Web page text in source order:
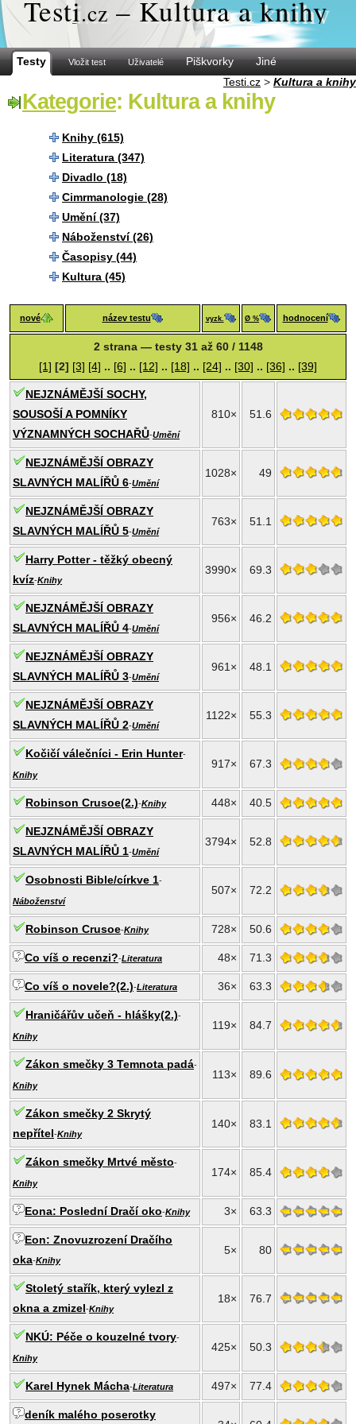
Testi.cz – Kultura a knihy
Testy Vložit test Uživatelé Piškvorky
Jiné
Testi.cz > Kultura a knihy
Kategorie: Kultura a knihy
Knihy (615)
Literatura (347)
Divadlo (18)
Cimrmanologie (28)
Umění (37)
Náboženství (26)
Časopisy (44)
Kultura (45)
nové název testu vyzk. Ø % hodnocení
2 strana — testy 31 až 60 / 1148
[1] [2] [3] [4] .. [6] .. [12] .. [18] .. [24] .. [30] .. [36] .. [39]
NEJZNÁMĚJŠÍ SOCHY,
SOUSOŠÍ A POMNÍKY
VÝZNAMNÝCH SOCHAŘŮ-Umění
810× 51.6
NEJZNÁMĚJŠÍ OBRAZY
SLAVNÝCH MALÍŘŮ 6-Umění
1028× 49
NEJZNÁMĚJŠÍ OBRAZY
SLAVNÝCH MALÍŘŮ 5-Umění
763× 51.1
Harry Potter - těžký obecný
kvíz-Knihy
3990× 69.3
NEJZNÁMĚJŠÍ OBRAZY
SLAVNÝCH MALÍŘŮ 4-Umění
956× 46.2
NEJZNÁMĚJŠÍ OBRAZY
SLAVNÝCH MALÍŘŮ 3-Umění
961× 48.1
NEJZNÁMĚJŠÍ OBRAZY
SLAVNÝCH MALÍŘŮ 2-Umění
1122× 55.3
Kočičí válečníci - Erin Hunter-
Knihy
917× 67.3
Robinson Crusoe(2.)-Knihy 448× 40.5
NEJZNÁMĚJŠÍ OBRAZY
SLAVNÝCH MALÍŘŮ 1-Umění
3794× 52.8
Osobnosti Bible/církve 1-
Náboženství
507× 72.2
Robinson Crusoe-Knihy 728× 50.6
Co víš o recenzi?-Literatura 48× 71.3
Co víš o novele?(2.)-Literatura 36× 63.3
Hraničářův učeň - hlášky(2.)-
Knihy
119× 84.7
Zákon smečky 3 Temnota padá-
Knihy
113× 89.6
Zákon smečky 2 Skrytý
nepřítel-Knihy
140× 83.1
Zákon smečky Mrtvé město-
Knihy
174× 85.4
Eona: Poslední Dračí oko-Knihy 3× 63.3
Eon: Znovuzrození Dračího
oka-Knihy
5× 80
Stoletý stařík, který vylezl z
okna a zmizel-Knihy
18× 76.7
NKÚ: Péče o kouzelné tvory-
Knihy
425× 50.3
Karel Hynek Mácha-Literatura 497× 77.4
deník malého poserotky